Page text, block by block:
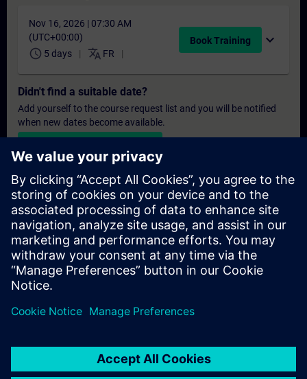
Nov 16, 2026 | 07:30 AM
(UTC+00:00)
schedule 5 days translate FR
Book Training expand_more
Didn't find a suitable date?
Add yourself to the course request list and you will be notified
when new dates become available.
Personalised Quotation
If you require a standard list price quotation for this training, for
example for your purchasing department, then please click the
link below. You first need to provide some personal details and
after this a quotation will be emailed to you.
Provide Quotation